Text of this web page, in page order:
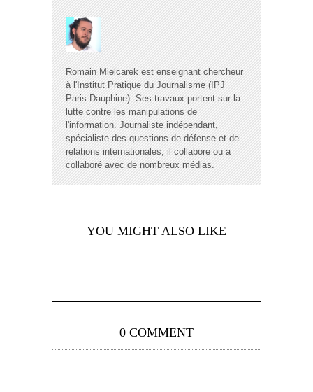
Romain Mielcarek est enseignant chercheur
à l'Institut Pratique du Journalisme (IPJ
Paris-Dauphine). Ses travaux portent sur la
lutte contre les manipulations de
l'information. Journaliste indépendant,
spécialiste des questions de défense et de
relations internationales, il collabore ou a
collaboré avec de nombreux médias.
YOU MIGHT ALSO LIKE
0 COMMENT